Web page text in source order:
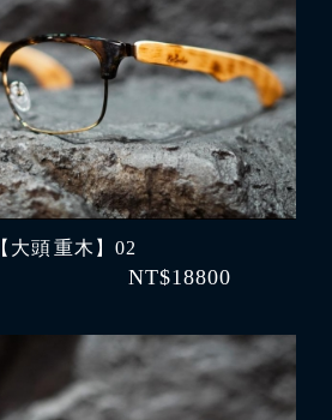
【大頭 重木】02
NT$18800